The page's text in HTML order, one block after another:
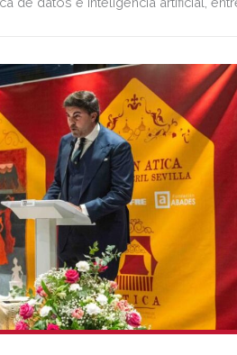
Benz Group AG, Juan Guerrero,
Services Madrid y el alcalde
Torre.